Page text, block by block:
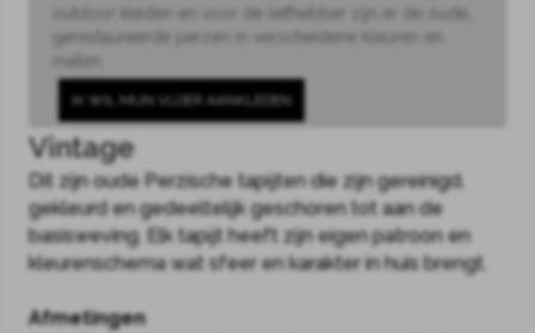
outdoor kleden en voor de liefhebber zijn er de oude,
gerestaureerde perzen in verscheidene kleuren en
maten.
IK WIL MIJN VLOER AANKLEDEN
Vintage
Dit zijn oude Perzische tapijten die zijn gereinigd,
gekleurd en gedeeltelijk geschoren tot aan de
basisweving. Elk tapijt heeft zijn eigen patroon en
kleurenschema wat sfeer en karakter in huis brengt.
Afmetingen